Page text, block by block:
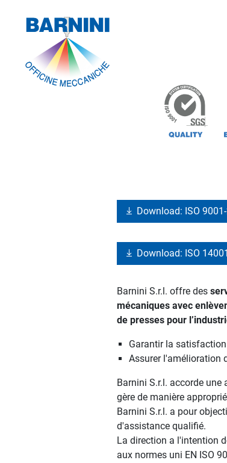
Download: ISO
Download: ISO
Barnini S.r.l. offre des
mécaniques avec
de presses pour
Garantir la
Assurer l'amélioration
Barnini S.r.l. accorde
gère de manière
Barnini S.r.l. a pour
d'assistance qualifié.
La direction a l'intention
aux normes uni EN ISO